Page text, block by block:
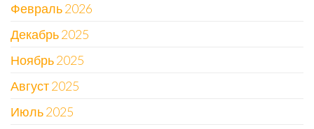
Февраль 2026
Декабрь 2025
Ноябрь 2025
Август 2025
Июль 2025